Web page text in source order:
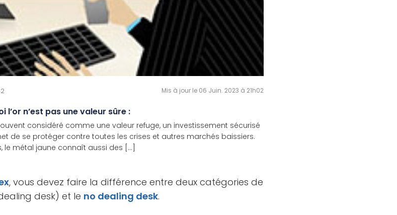
Mis à jour le 06 Juin. 2023 à 21h02
l’or n’est pas une valeur sûre :
considéré comme une valeur refuge, un investissement sécurisé
de se protéger contre toutes les crises et autres marchés baissiers.
le métal jaune connaît aussi des [...]
, vous devez faire la différence entre deux catégories de
desk) et le no dealing desk.